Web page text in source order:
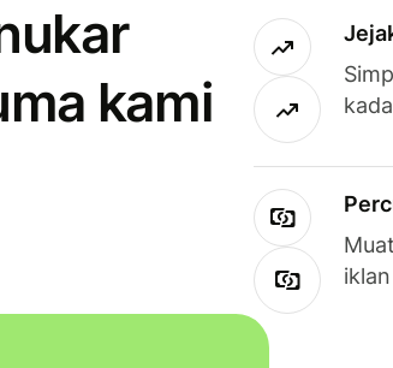
kami